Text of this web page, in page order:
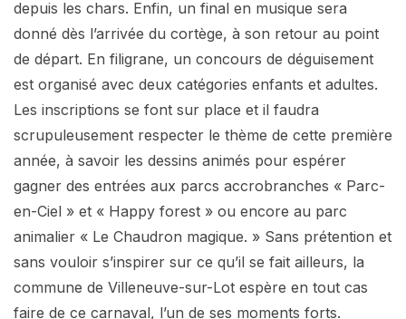
depuis les chars. Enfin, un final en musique sera
donné dès l’arrivée du cortège, à son retour au point
de départ. En filigrane, un concours de déguisement
est organisé avec deux catégories enfants et adultes.
Les inscriptions se font sur place et il faudra
scrupuleusement respecter le thème de cette première
année, à savoir les dessins animés pour espérer
gagner des entrées aux parcs accrobranches « Parc-
en-Ciel » et « Happy forest » ou encore au parc
animalier « Le Chaudron magique. » Sans prétention et
sans vouloir s’inspirer sur ce qu’il se fait ailleurs, la
commune de Villeneuve-sur-Lot espère en tout cas
faire de ce carnaval, l’un de ses moments forts.